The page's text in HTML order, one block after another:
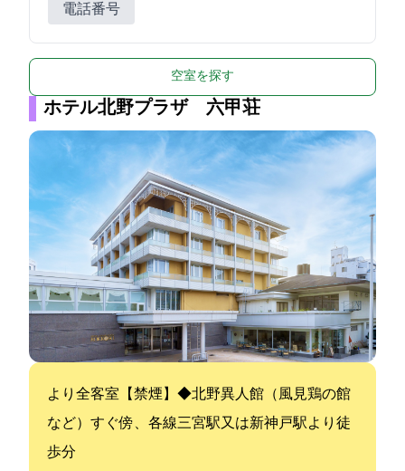
電話番号
空室を探す
ホテル北野プラザ 六甲荘
4/1より全客室【禁煙】◆北野異人館（風見鶏の館
など）すぐ傍、各線三宮駅又は新神戸駅より徒
歩12分